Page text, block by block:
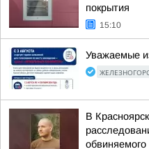
покрытия
15:10
Уважаемые
В
обвиняемого